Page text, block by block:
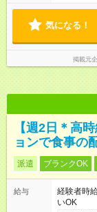
気になる！
掲載元
【週2日＊高
ョンで食事の
派遣 ブランクOK
給与
経験者時
いOK